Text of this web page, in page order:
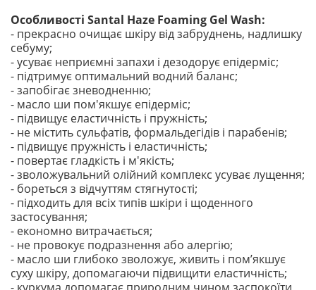
Особливості Santal Haze Foaming Gel Wash:
- прекрасно очищає шкіру від забруднень, надлишку
себуму;
- усуває неприємні запахи і дезодорує епідерміс;
- підтримує оптимальний водний баланс;
- запобігає зневодненню;
- масло ши пом'якшує епідерміс;
- підвищує еластичність і пружність;
- не містить сульфатів, формальдегідів і парабенів;
- підвищує пружність і еластичність;
- повертає гладкість і м'якість;
- зволожувальний олійний комплекс усуває лущення;
- бореться з відчуттям стягнутості;
- підходить для всіх типів шкіри і щоденного
застосування;
- економно витрачається;
- не провокує подразнення або алергію;
- масло ши глибоко зволожує, живить і пом’якшує
суху шкіру, допомагаючи підвищити еластичність;